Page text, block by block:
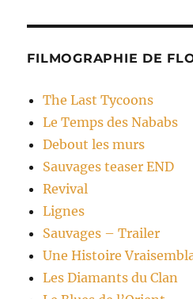
FILMOGRAPHIE DE
The Last Tycoons
Le Temps des Nababs
Debout les murs
Sauvages teaser END
Revival
Lignes
Sauvages – Trailer
Une Histoire
Les Diamants du Clan